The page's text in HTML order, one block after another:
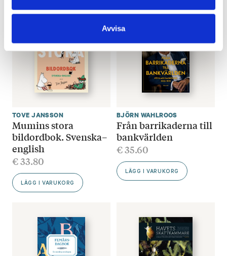
Avvisa
TOVE JANSSON
Mumins stora
bildordbok. Svenska–
english
€33.80
LÄGG I VARUKORG
BJÖRN WAHLROOS
Från barrikaderna till
bankvärlden
€35.60
LÄGG I VARUKORG